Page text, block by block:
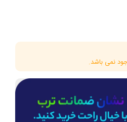
نمی باشد.